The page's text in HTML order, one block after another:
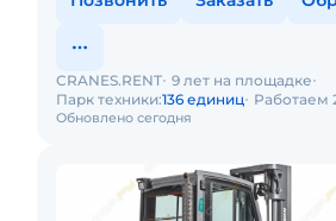
Обновлено сегодня
CRANES.RENT 9 лет на площадке
Парк техники:136 единиц Работаем